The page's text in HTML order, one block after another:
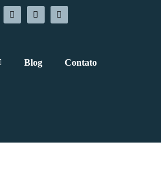
Blog Contato